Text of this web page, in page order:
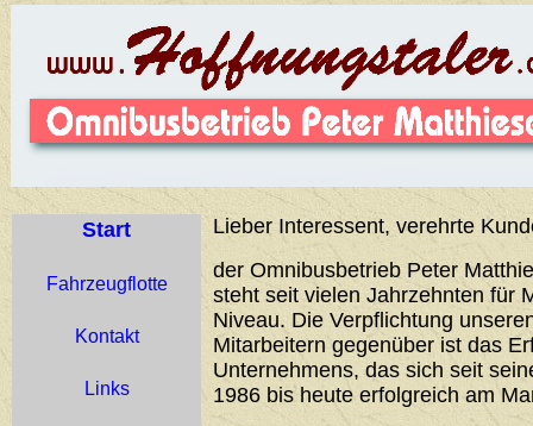
Start
Fahrzeugflotte
Kontakt
Links
Lieber Interessent, verehrte
der Omnibusbetrieb Peter
steht seit vielen Jahrzehnten für
Niveau. Die Verpflichtung
Mitarbeitern gegenüber ist das
Unternehmens, das sich seit
1986 bis heute erfolgreich am